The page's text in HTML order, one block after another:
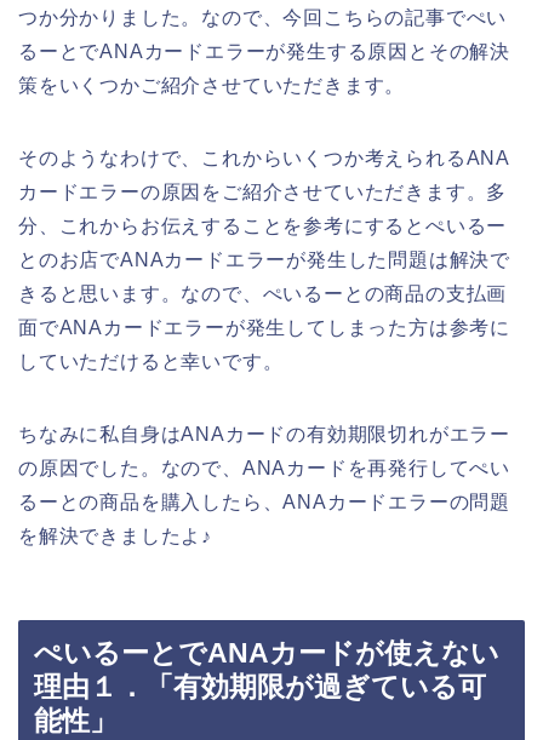
つか分かりました。なので、今回こちらの記事でぺい
るーとでANAカードエラーが発生する原因とその解決
策をいくつかご紹介させていただきます。
そのようなわけで、これからいくつか考えられるANA
カードエラーの原因をご紹介させていただきます。多
分、これからお伝えすることを参考にするとぺいるー
とのお店でANAカードエラーが発生した問題は解決で
きると思います。なので、ぺいるーとの商品の支払画
面でANAカードエラーが発生してしまった方は参考に
していただけると幸いです。
ちなみに私自身はANAカードの有効期限切れがエラー
の原因でした。なので、ANAカードを再発行してぺい
るーとの商品を購入したら、ANAカードエラーの問題
を解決できましたよ♪
ぺいるーとでANAカードが使えない
理由１．「有効期限が過ぎている可
能性」